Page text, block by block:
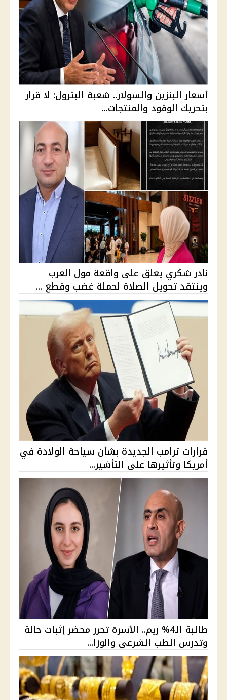
أسعار البنزين والسولار.. شعبة البترول: لا قرار
بتحريك الوقود والمنتجات...
نادر شكري يعلق على واقعة مول العرب
وينتقد تحويل الصلاة لحملة غضب وقطع ...
قرارات ترامب الجديدة بشأن سياحة الولادة في
أمريكا وتأثيرها على التأشير...
طالبة الـ4% ريم.. الأسرة تحرر محضر إثبات حالة
وتدرس الطب الشرعي والوزا...